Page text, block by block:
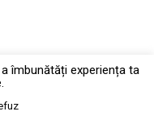
îmbunătăți experiența ta